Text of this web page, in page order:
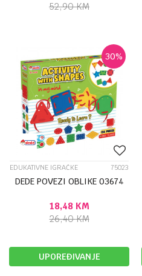
52,90KM
30%
EDUKATIVNE IGRAČKE 75023
DEDE POVEZI OBLIKE 03674
18,48 KM
26,40KM
UPOREĐIVANJE